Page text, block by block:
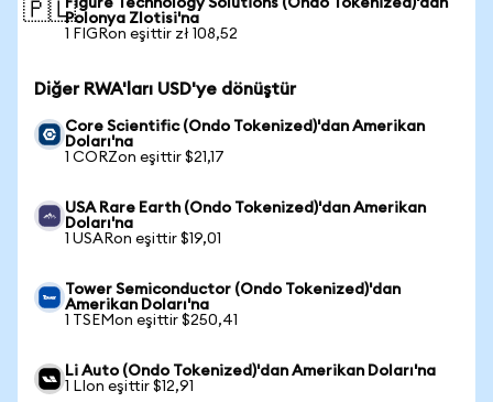
🇵🇱Figure Technology Solutions (Ondo Tokenized)'dan
Polonya Zlotisi'na
1 FIGRon eşittir zł 108,52
Diğer RWA'ları USD'ye dönüştür
Core Scientific (Ondo Tokenized)'dan Amerikan
Doları'na
1 CORZon eşittir $21,17
USA Rare Earth (Ondo Tokenized)'dan Amerikan
Doları'na
1 USARon eşittir $19,01
Tower Semiconductor (Ondo Tokenized)'dan
Amerikan Doları'na
1 TSEMon eşittir $250,41
Li Auto (Ondo Tokenized)'dan Amerikan Doları'na
1 LIon eşittir $12,91